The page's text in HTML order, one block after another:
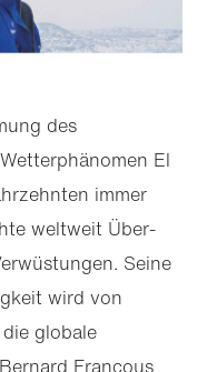
des
El
immer
weltweit Über­
Seine
wird von
globale